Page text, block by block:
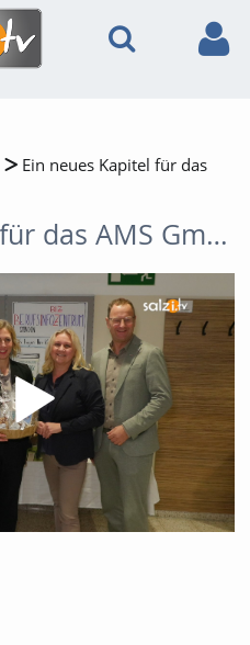
Ein neues Kapitel für das
Ein neues Kapitel für das AMS Gmunden